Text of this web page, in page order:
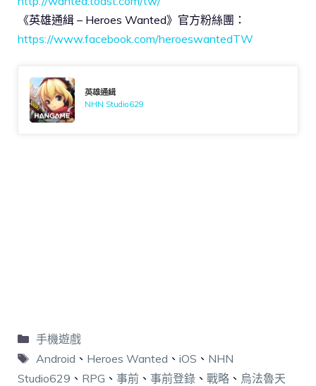
《英雄通緝 – Heroes Wanted》官方粉絲團：
https://www.facebook.com/heroeswantedTW
英雄通緝
NHN Studio629
手機遊戲
Android 、 Heroes Wanted 、 iOS 、 NHN
Studio629 、 RPG 、 事前 、 事前登錄 、 戰略 、 烏法魯天